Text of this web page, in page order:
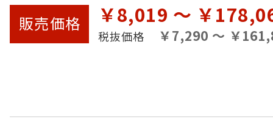
販売価格 ￥8,019 ～ ￥
税抜価格 ￥7,290 ～ ￥